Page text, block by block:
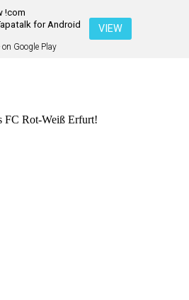
!com
for Android
on Google Play
VIEW
FC Rot-Weiß Erfurt!